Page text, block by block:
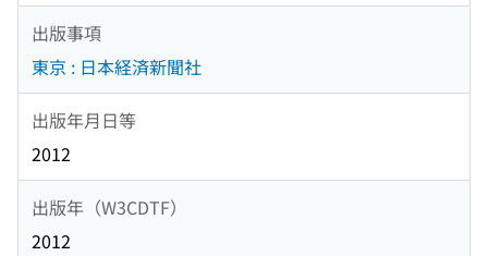
出版事項
東京 : 日本経済新聞社
出版年月日等
2012
出版年（W3CDTF）
2012